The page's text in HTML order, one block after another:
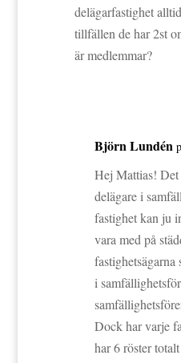
delägarfastighet
tillfällen de har 2st
är medlemmar?
Björn Lundén
Hej Mattias! Det
delägare i
fastighet kan ju
vara med på
fastighetsägarna
i
Dock har varje
har 6 röster